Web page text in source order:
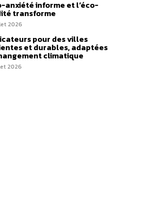
anxiété informe et l’éco-
transforme
2026
pour des villes
et durables, adaptées
climatique
2026